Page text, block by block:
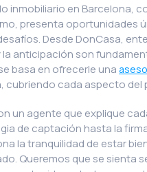
inmobiliario en Barcelona,
presenta oportunidades
Desde DonCasa,
la anticipación son
basa en ofrecerle una
cubriendo cada aspecto del
un agente que explique
de captación hasta la
la tranquilidad de estar
Queremos que se sienta